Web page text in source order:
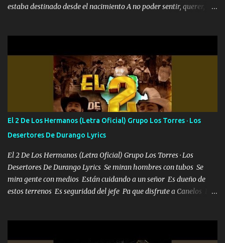
estaba destinado desde el nacimiento A no poder sentir, querer,
algunas que no lo entiendan Porque ahora soy su pesadilla, lo sé
Soy yo la octava maravilla, no lo niegues Tengo de rodillas a otras
cien Y por más que quieran no me detienen Soy yo la mente que
más brilla, lo ves Pa' mi la vida es tan sencilla No lo entenderías en
tu vida, y está bien Porque lo que tengo nadie lo tiene Una me está
escribiendo y la otra me va a llamar Quiere que vaya a verla y que
la invite a cenar Otras más me están pidiendo que las saque a
bailar Pero es que tengo un par de conciertos más que llenar Se
mueven solo por el interés P...
El 2 De Los Hermanos (Letra Oficial) Grupo Los Torres · Los
Desertores De Durango Lyrics
El 2 De Los Hermanos (Letra Oficial) Grupo Los Torres · Los
Desertores De Durango Lyrics Se miran hombres con tubos Se
mira gente con medios Están cuidando a un señor Es dueño de
estos terrenos Es seguridad del jefe Pa que disfrute a Canelos Es
ni tampoco las mujeres porque es platica de grandes por eso hay